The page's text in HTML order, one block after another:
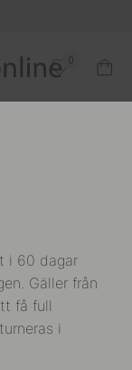
.
0
.
i 60 dagar
Gäller från
få full
i